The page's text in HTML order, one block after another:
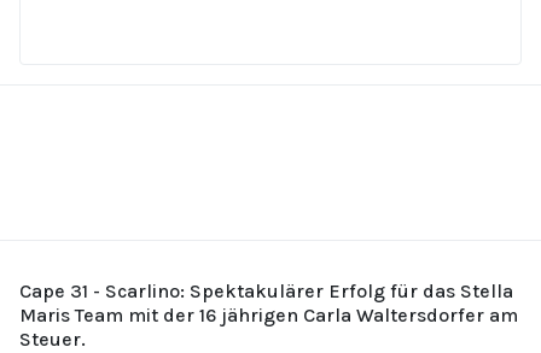
Cape 31 - Scarlino: Spektakulärer Erfolg für das Stella
Maris Team mit der 16 jährigen Carla Waltersdorfer am
Steuer.